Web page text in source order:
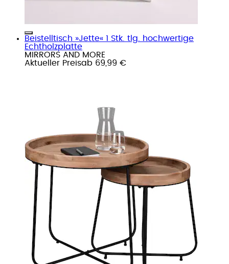
Beistelltisch »Jette« 1 Stk. tlg. hochwertige
Echtholzplatte
MIRRORS AND MORE
Aktueller Preisab 69,99 €